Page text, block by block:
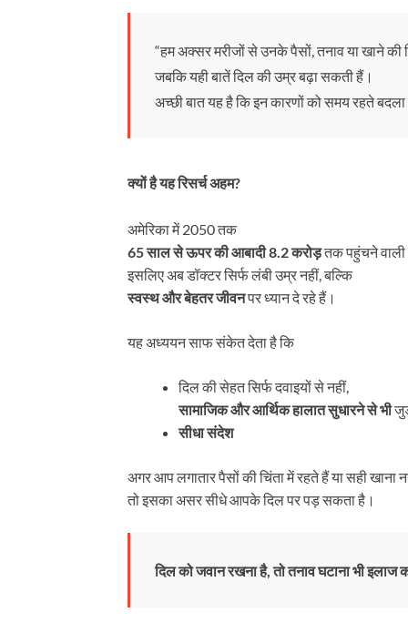
“हम अक्सर मरीजों से उनके पैसों, तनाव या खाने की
जबकि यही बातें दिल की उम्र बढ़ा सकती हैं।
अच्छी बात यह है कि इन कारणों को समय रहते
क्यों है यह रिसर्च अहम?
अमेरिका में 2050 तक
65 साल से ऊपर की आबादी 8.2 करोड़तक पहुंचने
इसलिए अब डॉक्टर सिर्फ लंबी उम्र नहीं, बल्कि
स्वस्थ और बेहतर जीवनपर ध्यान दे रहे हैं।
यह अध्ययन साफ संकेत देता है कि
दिल की सेहत सिर्फ दवाइयों से नहीं,
सामाजिक और आर्थिक हालात सुधारने से भी
सीधा संदेश
अगर आप लगातार पैसों की चिंता में रहते हैं या सही खाना
तो इसका असर सीधे आपके दिल पर पड़ सकता है।
दिल को जवान रखना है, तो तनाव घटाना भी इलाज